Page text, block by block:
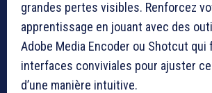
grandes pertes visibles. Renforcez
apprentissage en jouant avec des
Adobe Media Encoder ou Shotcut
interfaces conviviales pour ajuster
d’une manière intuitive.